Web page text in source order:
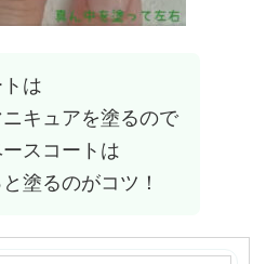
は
キュアを塗るので
スコートは
塗るのがコツ！